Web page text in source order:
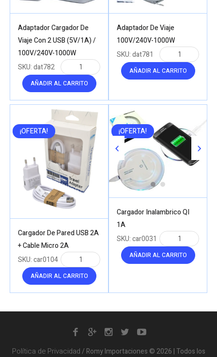
Adaptador Cargador De
Viaje Con 2 USB (5V/1A) /
100V/240V-1000W
AÑADIR AL CARRITO
SKU:dat782
Adaptador De Viaje
100V/240V-1000W
AÑADIR AL CARRITO
SKU:dat781
¡OFERTA!
Cargador De Pared USB 2A
+ Cable Micro 2A
AÑADIR AL CARRITO
SKU:car0104
¡OFERTA!
Cargador Inalambrico QI
1A
AÑADIR AL CARRITO
SKU:car0031
Política de Privacidad/ Romy Importaciones © 2026 | Todos los